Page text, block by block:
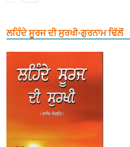
ਲਹਿੰਦੇ ਸੂਰਜ ਦੀ ਸੁਰਖੀ-ਗੁਰਨਾਮ ਢਿੱਲੋਂ